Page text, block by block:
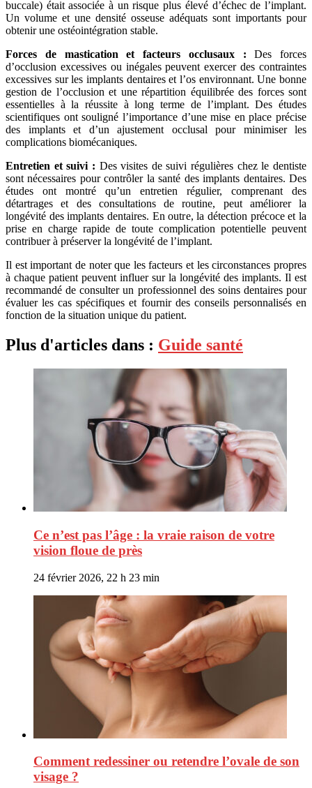
buccale) était associée à un risque plus élevé d’échec de l’implant.
Un volume et une densité osseuse adéquats sont importants pour
obtenir une ostéointégration stable.
Forces de mastication et facteurs occlusaux : Des forces
d’occlusion excessives ou inégales peuvent exercer des contraintes
excessives sur les implants dentaires et l’os environnant. Une bonne
gestion de l’occlusion et une répartition équilibrée des forces sont
essentielles à la réussite à long terme de l’implant. Des études
scientifiques ont souligné l’importance d’une mise en place précise
des implants et d’un ajustement occlusal pour minimiser les
complications biomécaniques.
Entretien et suivi : Des visites de suivi régulières chez le dentiste
sont nécessaires pour contrôler la santé des implants dentaires. Des
études ont montré qu’un entretien régulier, comprenant des
détartrages et des consultations de routine, peut améliorer la
longévité des implants dentaires. En outre, la détection précoce et la
prise en charge rapide de toute complication potentielle peuvent
contribuer à préserver la longévité de l’implant.
Il est important de noter que les facteurs et les circonstances propres
à chaque patient peuvent influer sur la longévité des implants. Il est
recommandé de consulter un professionnel des soins dentaires pour
évaluer les cas spécifiques et fournir des conseils personnalisés en
fonction de la situation unique du patient.
Plus d'articles dans : Guide santé
Ce n’est pas l’âge : la vraie raison de votre
vision floue de près
24 février 2026, 22 h 23 min
Comment redessiner ou retendre l’ovale de son
visage ?